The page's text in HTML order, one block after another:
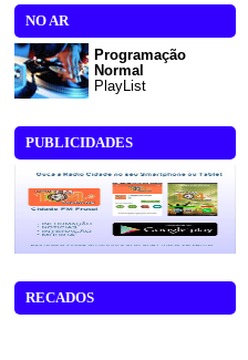
NO AR
Programação
Normal
PlayList
PUBLICIDADES
RECADOS